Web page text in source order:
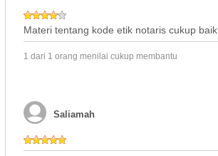
Materi tentang kode etik notaris cukup baik.
1 dari 1 orang menilai cukup membantu
Saliamah